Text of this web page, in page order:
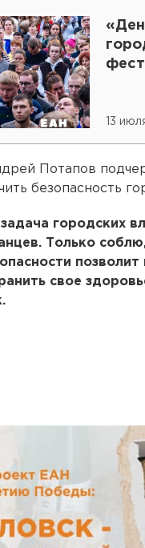
13
Потапов
безопасность
городских
Только
свое